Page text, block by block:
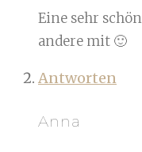
Eine sehr
andere mit 🙂
Antworten
Anna